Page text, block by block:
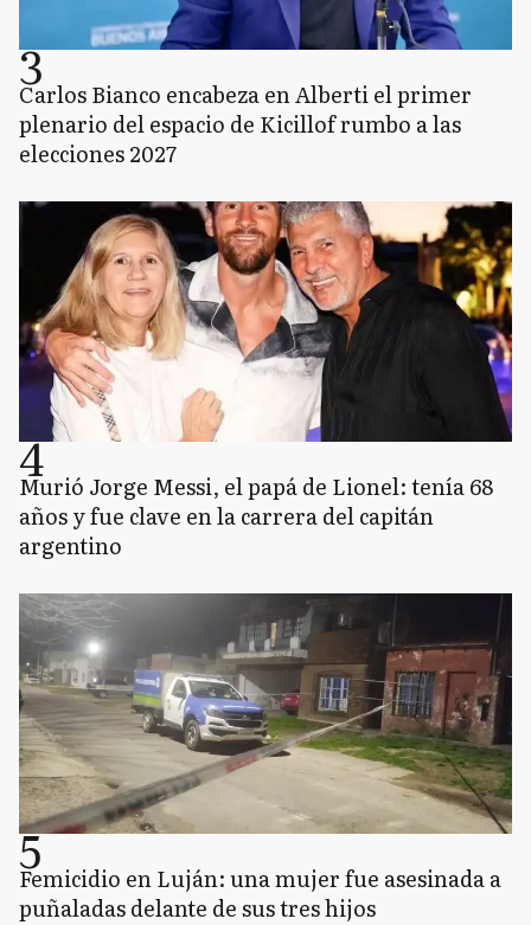
3
Carlos Bianco encabeza en Alberti el primer
plenario del espacio de Kicillof rumbo a las
elecciones 2027
4
Murió Jorge Messi, el papá de Lionel: tenía 68
años y fue clave en la carrera del capitán
argentino
5
Femicidio en Luján: una mujer fue asesinada a
puñaladas delante de sus tres hijos